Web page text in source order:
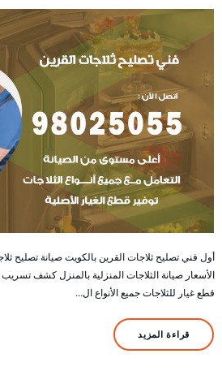
أول فني تصليح ثلاجات القرين بالكويت صيانة تصليح
الأسعار صيانة الثلاجات المنزلية بالمنزل كشف تسريب
قطع غيار للثلاجات جميع الأنواع ال…
قراءة المزيد